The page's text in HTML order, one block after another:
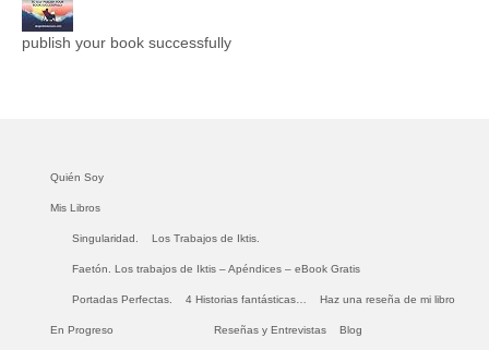
publish your book successfully
Quién Soy
Mis Libros
Singularidad. Los Trabajos de Iktis.
Faetón. Los trabajos de Iktis – Apéndices – eBook Gratis
Portadas Perfectas. 4 Historias fantásticas… Haz una reseña de mi libro
En Progreso Reseñas y Entrevistas Blog